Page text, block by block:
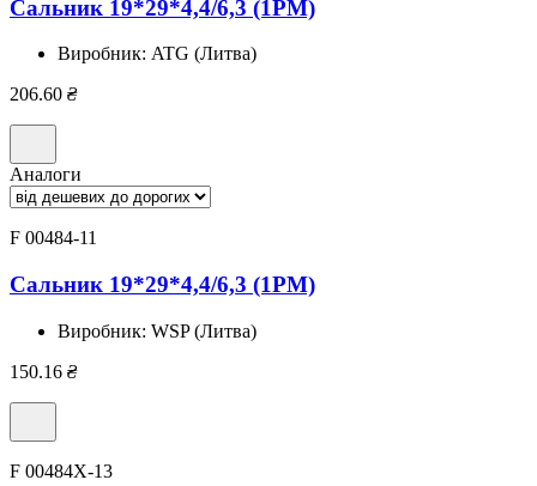
Сальник 19*29*4,4/6,3 (1PM)
Виробник: ATG (Литва)
206.60 ₴
Аналоги
F 00484-11
Сальник 19*29*4,4/6,3 (1PM)
Виробник: WSP (Литва)
150.16 ₴
F 00484X-13